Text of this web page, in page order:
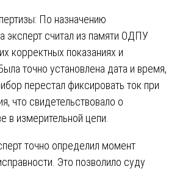
По назначению
эксперт считал из памяти ОДПУ
корректных показаниях и
точно установлена дата и время,
перестал фиксировать ток при
что свидетельствовало о
в измерительной цепи.
точно определил момент
Это позволило суду